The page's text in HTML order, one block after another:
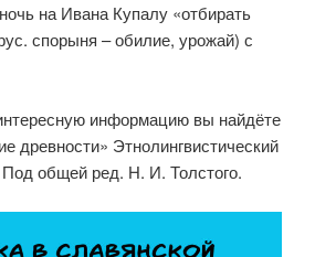
на Ивана Купалу «отбирать
спорыня – обилие, урожай) с
информацию вы найдёте
древности» Этнолингвистический
Под общей ред. Н. И. Толстого.